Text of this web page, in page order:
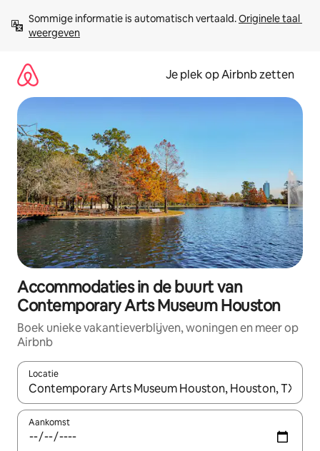
direct
naar
Sommige informatie is automatisch vertaald. Originele taal
weergeven
Je plek op Airbnb zetten
Accommodaties in de buurt van
Contemporary Arts Museum Houston
Boek unieke vakantieverblijven, woningen en meer op
Airbnb
Locatie
Wanneer er resultaten beschikbaar zijn, maak je een keuze
Aankomst